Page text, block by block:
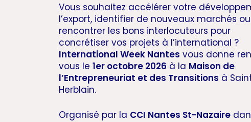
Vous souhaitez accélérer votre
l’export, identifier de nouveaux marchés ou
rencontrer les bons interlocuteurs pour
concrétiser vos projets à l’international ?
International Week Nantes vous donne
vous le 1er octobre 2026 à la Maison de
l’Entrepreneuriat et des Transitions à
Herblain.
Organisé par la CCI Nantes St-Nazaire